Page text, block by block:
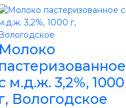
м.д.ж. 3,2%, 1000
Вологодское